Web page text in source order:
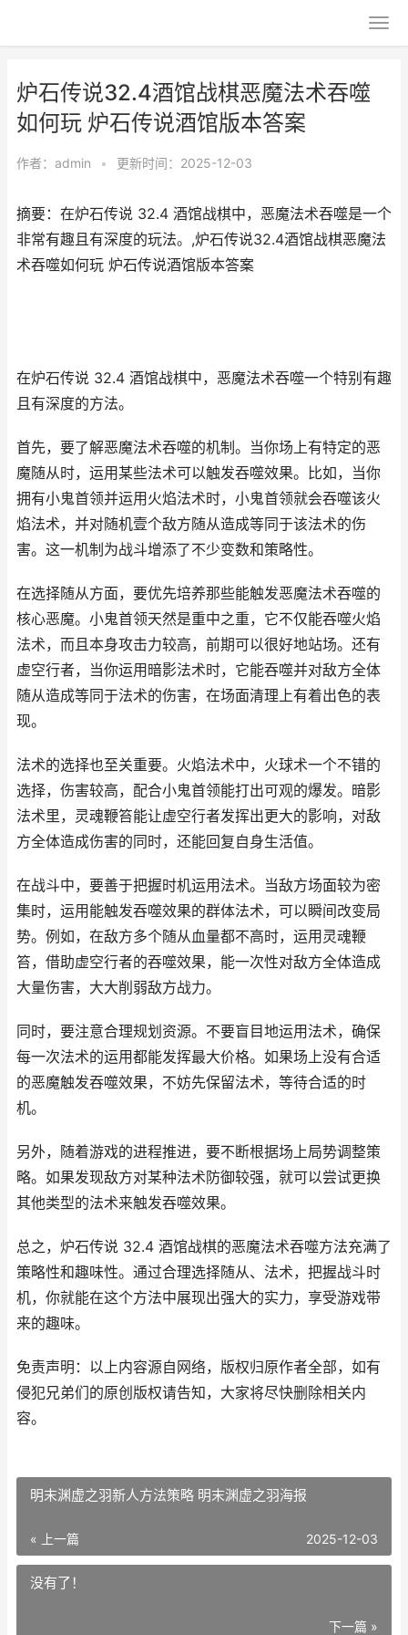
炉石传说32.4酒馆战棋恶魔法术吞噬
如何玩 炉石传说酒馆版本答案
作者： admin • 更新时间：2025-12-03
摘要：在炉石传说 32.4 酒馆战棋中，恶魔法术吞噬是一个
非常有趣且有深度的玩法。,炉石传说32.4酒馆战棋恶魔法
术吞噬如何玩 炉石传说酒馆版本答案
在炉石传说 32.4 酒馆战棋中，恶魔法术吞噬一个特别有趣
且有深度的方法。
首先，要了解恶魔法术吞噬的机制。当你场上有特定的恶
魔随从时，运用某些法术可以触发吞噬效果。比如，当你
拥有小鬼首领并运用火焰法术时，小鬼首领就会吞噬该火
焰法术，并对随机壹个敌方随从造成等同于该法术的伤
害。这一机制为战斗增添了不少变数和策略性。
在选择随从方面，要优先培养那些能触发恶魔法术吞噬的
核心恶魔。小鬼首领天然是重中之重，它不仅能吞噬火焰
法术，而且本身攻击力较高，前期可以很好地站场。还有
虚空行者，当你运用暗影法术时，它能吞噬并对敌方全体
随从造成等同于法术的伤害，在场面清理上有着出色的表
现。
法术的选择也至关重要。火焰法术中，火球术一个不错的
选择，伤害较高，配合小鬼首领能打出可观的爆发。暗影
法术里，灵魂鞭笞能让虚空行者发挥出更大的影响，对敌
方全体造成伤害的同时，还能回复自身生活值。
在战斗中，要善于把握时机运用法术。当敌方场面较为密
集时，运用能触发吞噬效果的群体法术，可以瞬间改变局
势。例如，在敌方多个随从血量都不高时，运用灵魂鞭
笞，借助虚空行者的吞噬效果，能一次性对敌方全体造成
大量伤害，大大削弱敌方战力。
同时，要注意合理规划资源。不要盲目地运用法术，确保
每一次法术的运用都能发挥最大价格。如果场上没有合适
的恶魔触发吞噬效果，不妨先保留法术，等待合适的时
机。
另外，随着游戏的进程推进，要不断根据场上局势调整策
略。如果发现敌方对某种法术防御较强，就可以尝试更换
其他类型的法术来触发吞噬效果。
总之，炉石传说 32.4 酒馆战棋的恶魔法术吞噬方法充满了
策略性和趣味性。通过合理选择随从、法术，把握战斗时
机，你就能在这个方法中展现出强大的实力，享受游戏带
来的趣味。
免责声明：以上内容源自网络，版权归原作者全部，如有
侵犯兄弟们的原创版权请告知，大家将尽快删除相关内
容。
明末渊虚之羽新人方法策略 明末渊虚之羽海报
« 上一篇 2025-12-03
没有了！
下一篇 »